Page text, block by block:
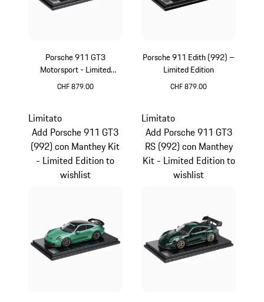
Porsche 911 GT3
Motorsport - Limited
Edition
CHF 879.00
Porsche 911 Edith (992) –
Limited Edition
CHF 879.00
Limitato
Add Porsche 911 GT3
(992) con Manthey Kit
- Limited Edition to
wishlist
Limitato
Add Porsche 911 GT3
RS (992) con Manthey
Kit - Limited Edition to
wishlist